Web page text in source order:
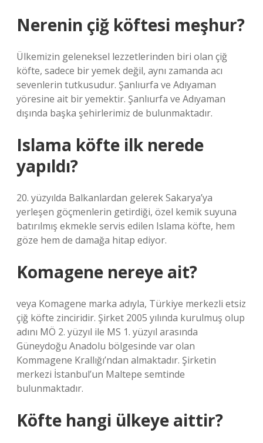
Nerenin çiğ köftesi meşhur?
Ülkemizin geleneksel lezzetlerinden biri olan çiğ
köfte, sadece bir yemek değil, aynı zamanda acı
sevenlerin tutkusudur. Şanlıurfa ve Adıyaman
yöresine ait bir yemektir. Şanlıurfa ve Adıyaman
dışında başka şehirlerimiz de bulunmaktadır.
Islama köfte ilk nerede
yapıldı?
20. yüzyılda Balkanlardan gelerek Sakarya’ya
yerleşen göçmenlerin getirdiği, özel kemik suyuna
batırılmış ekmekle servis edilen Islama köfte, hem
göze hem de damağa hitap ediyor.
Komagene nereye ait?
veya Komagene marka adıyla, Türkiye merkezli etsiz
çiğ köfte zinciridir. Şirket 2005 yılında kurulmuş olup
adını MÖ 2. yüzyıl ile MS 1. yüzyıl arasında
Güneydoğu Anadolu bölgesinde var olan
Kommagene Krallığı’ndan almaktadır. Şirketin
merkezi İstanbul’un Maltepe semtinde
bulunmaktadır.
Köfte hangi ülkeye aittir?